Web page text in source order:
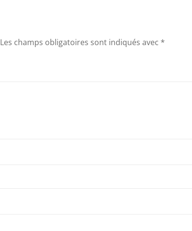
Les champs obligatoires sont indiqués avec *